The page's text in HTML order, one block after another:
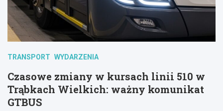
TRANSPORT WYDARZENIA
Czasowe zmiany w kursach linii 510 w
Trąbkach Wielkich: ważny komunikat
GTBUS